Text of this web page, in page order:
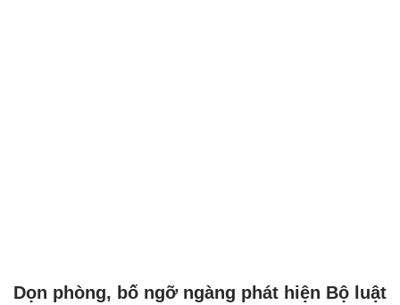
Dọn phòng, bố ngỡ ngàng phát hiện Bộ luật